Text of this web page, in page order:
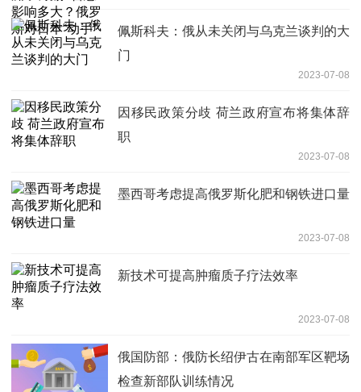
佩斯科夫：俄从未关闭与乌克兰谈判的大
门
2023-07-08
因移民政策分歧 荷兰政府宣布将集体辞
职
2023-07-08
墨西哥考虑提高俄罗斯化肥和钢铁进口量
2023-07-08
新技术可提高肿瘤质子疗法效率
2023-07-08
俄国防部：俄防长绍伊古在南部军区靶场
检查新部队训练情况